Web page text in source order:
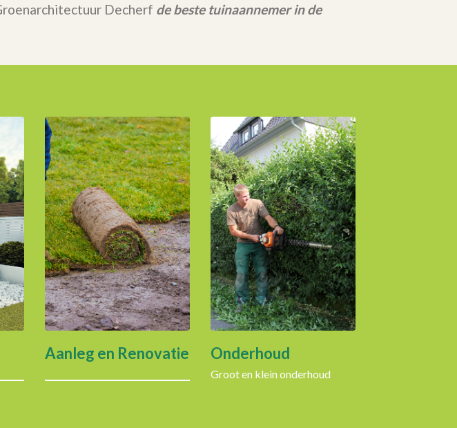
Decherf de beste tuinaannemer in de
Aanleg en Renovatie Onderhoud
Groot en klein onderhoud